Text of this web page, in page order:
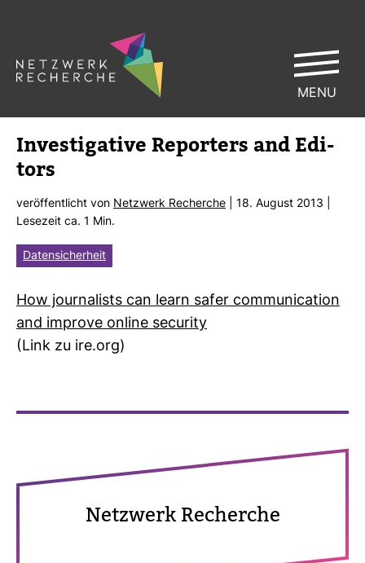
Inves­ti­ga­tive Repor­ters and Edi­
tors
ver­öf­fent­licht von Netz­werk Recherche | 18. August 2013 |
Lese­zeit ca. 1 Min.
Datensicherheit
How jour­na­lists can learn safer com­mu­ni­ca­tion
and improve online secu­rity
(Link zu ire.org)
Netz­werk Recherche
MENU